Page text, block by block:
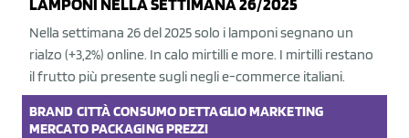
Nella settimana 26 del 2025 solo i lamponi segnano un
rialzo (+3,2%) online. In calo mirtilli e more. I mirtilli restano
il frutto più presente sugli negli e-commerce italiani.
BRAND CITTÀCONSUMODETTAGLIOMARKETING
MERCATOPACKAGINGPREZZI